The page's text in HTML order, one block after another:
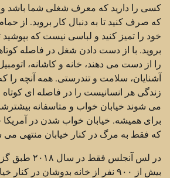
کسی را دارید که معرف شغلی شما باشد و
که صرف کنید تا به دنبال کار بروید. از
خود را تمیز کنید و لباسی نیست که
بروید. با از دست دادن شغل در فاصله
را از دست می دهند، خانه و کاشانه،
آشنایان، سلامت و تندرستی. همه آنچه را
زندگی هر انسانیست را در فاصله ای
می شوند خیابان خواب و متاسفانه
برای همیشه. خیابان خواب شدن در
که فقط به مرگ در کنار خیابان منتهی
در لس آنجلس
بیش از ۹۰۰ نفر از خانه بدوشان در